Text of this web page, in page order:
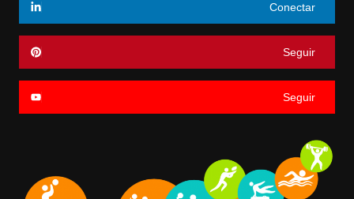
Conectar
Seguir
Seguir